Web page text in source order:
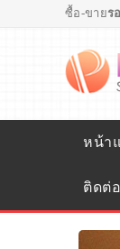
ซื้อ-ขายร
หน้า
ติดต่